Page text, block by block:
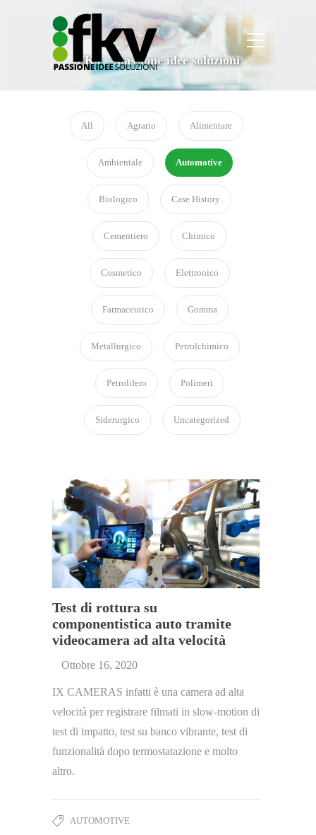
FKV – passione idee soluzioni
All Agrario Alimentare
Ambientale Automotive
Biologico Case History
Cementiero Chimico
Cosmetico Elettronico
Farmaceutico Gomma
Metallurgico Petrolchimico
Petrolifero Polimeri
Siderurgico Uncategorized
Test di rottura su
componentistica auto tramite
videocamera ad alta velocità
Ottobre 16, 2020
IX CAMERAS infatti è una camera ad alta
velocità per registrare filmati in slow-motion di
test di impatto, test su banco vibrante, test di
funzionalità dopo termostatazione e molto
altro.
AUTOMOTIVE